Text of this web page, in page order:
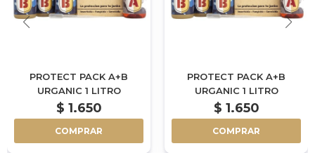
PROTECT PACK A+B
URGANIC 1 LITRO
$ 1.650
COMPRAR
PROTECT PACK A+B
URGANIC 1 LITRO
$ 1.650
COMPRAR